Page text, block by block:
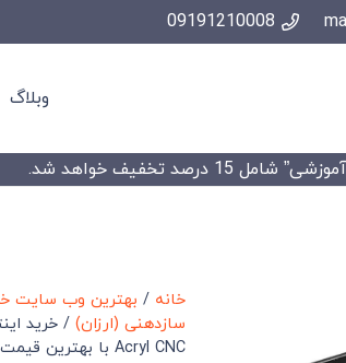
09191210008
وبلاگ
تخفیف خواهد شد.
خانه / بهترین وب سایت
سازدهنی (ارزان)
Acryl CNC با بهترین قیمت ممکن